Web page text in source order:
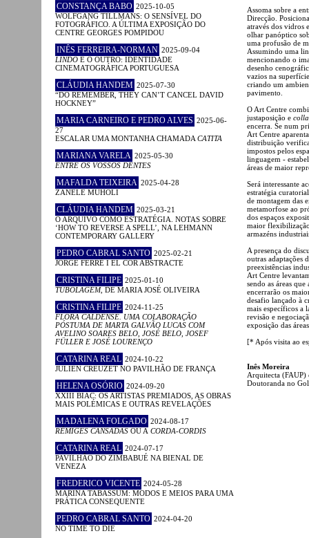
CONSTANÇA BABO 2025-10-05
WOLFGANG TILLMANS: O SENSÍVEL DO
FOTOGRÁFICO. A ÚLTIMA EXPOSIÇÃO DO
CENTRE GEORGES POMPIDOU
INÊS FERREIRA-NORMAN 2025-09-04
LINDO E O OUTRO: IDENTIDADE
CINEMATOGRÁFICA PORTUGUESA
CLÁUDIA HANDEM 2025-07-30
“DO REMEMBER, THEY CAN’T CANCEL DAVID
HOCKNEY”
MARIA CARNEIRO E PEDRO ALVES 2025-06-
27
ESCALAR UMA MONTANHA CHAMADA CATITA
MARIANA VARELA 2025-05-30
ENTRE OS VOSSOS DENTES
MAFALDA TEIXEIRA 2025-04-28
ZANELE MUHOLI
CLÁUDIA HANDEM 2025-03-21
O ARQUIVO COMO ESTRATÉGIA. NOTAS SOBRE
‘HOW TO REVERSE A SPELL’, NA LEHMANN
CONTEMPORARY GALLERY
PEDRO CABRAL SANTO 2025-02-21
JORGE FERRÉ I EL COR ABSTRACTE
CRISTINA FILIPE 2025-01-10
TUBOLAGEM, DE MARIA JOSÉ OLIVEIRA
CRISTINA FILIPE 2024-11-25
FLORA CALDENSE. UMA COLABORAÇÃO
PÓSTUMA DE MARTA GALVÃO LUCAS COM
AVELINO SOARES BELO, JOSÉ BELO, JOSEF
FÜLLER E JOSÉ LOURENÇO
CATARINA REAL 2024-10-22
JULIEN CREUZET NO PAVILHÃO DE FRANÇA
HELENA OSÓRIO 2024-09-20
XXIII BIAC: OS ARTISTAS PREMIADOS, AS OBRAS
MAIS POLÉMICAS E OUTRAS REVELAÇÕES
MADALENA FOLGADO 2024-08-17
RÉMIGES CANSADAS OU A CORDA-CORDIS
CATARINA REAL 2024-07-17
PAVILHÃO DO ZIMBABUÉ NA BIENAL DE
VENEZA
FREDERICO VICENTE 2024-05-28
MARINA TABASSUM: MODOS E MEIOS PARA UMA
PRÁTICA CONSEQUENTE
PEDRO CABRAL SANTO 2024-04-20
NO TIME TO DIE
Assoma sobre a
Direcção.
através dos vidros
olhar panóptico
uma profusão de
Assumindo uma
mencionando o
desenho
vazios na
criando um
pavimento.
O Art Centre
justaposição e
encerra. Se num
Art Centre
distribuição
impostos pelos
linguagem -
áreas de maior
Será interessante
estratégia
de montagem das
metamorfose ao
dos espaços
maior
armazéns
A presença do
outras adaptações
preexistências
Art Centre
sendo as áreas
encerrarão os
desafio lançado à
mais específicos a
revisão e
exposição das
[* Após visita ao
Inês Moreira
Arquitecta
Doutoranda no